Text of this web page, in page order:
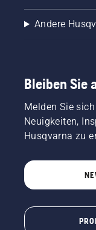
Erfahrungsschatz
auf den
Gartenpflege
von
ihnen
nehmen
internationalen
Meisterschaften
Waldarbeiter,
Schnitzer
Andere
Bleiben Sie
Melden Sie
Neuigkeiten,
Husqvarna zu